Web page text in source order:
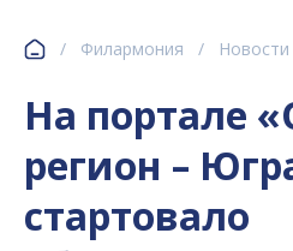
/ Филармония / Новости
На портале
регион –
стартовало